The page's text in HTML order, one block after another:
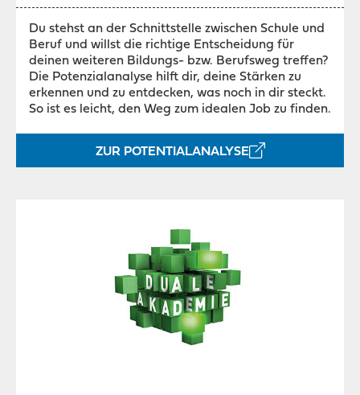
Du stehst an der Schnittstelle zwischen Schule und
Beruf und willst die richtige Entscheidung für
deinen weiteren Bildungs- bzw. Berufsweg treffen?
Die Potenzialanalyse hilft dir, deine Stärken zu
erkennen und zu entdecken, was noch in dir steckt.
So ist es leicht, den Weg zum idealen Job zu finden.
ZUR POTENTIALANALYSE